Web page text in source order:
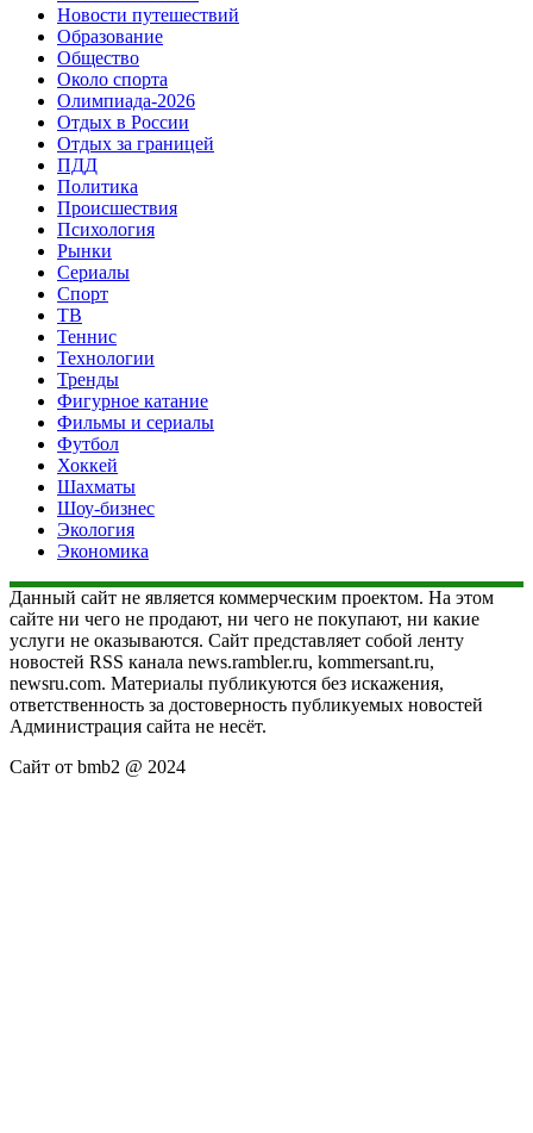
Новости путешествий
Образование
Общество
Около спорта
Олимпиада-2026
Отдых в России
Отдых за границей
ПДД
Политика
Происшествия
Психология
Рынки
Сериалы
Спорт
ТВ
Теннис
Технологии
Тренды
Фигурное катание
Фильмы и сериалы
Футбол
Хоккей
Шахматы
Шоу-бизнес
Экология
Экономика
Данный сайт не является коммерческим проектом. На этом
сайте ни чего не продают, ни чего не покупают, ни какие
услуги не оказываются. Сайт представляет собой ленту
новостей RSS канала news.rambler.ru, kommersant.ru,
newsru.com. Материалы публикуются без искажения,
ответственность за достоверность публикуемых новостей
Администрация сайта не несёт.
Сайт от bmb2 @ 2024